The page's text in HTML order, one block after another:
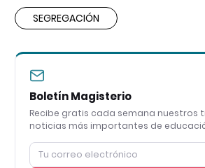
SEGREGACIÓN
Boletín Magisterio
Recibe gratis cada semana nuestros
noticias más importantes de